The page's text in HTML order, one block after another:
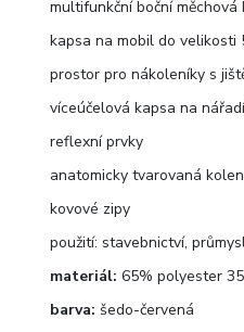
multifunkční boční měchová
kapsa na mobil do velikosti
prostor pro nákoleníky s
víceúčelová kapsa na nářadí
reflexní prvky
anatomicky tvarovaná
kovové zipy
použití: stavebnictví,
materiál: 65% polyester
barva: šedo-červená